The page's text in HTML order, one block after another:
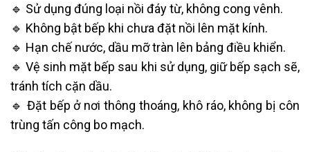
🔹 Sử dụng đúng loại nồi đáy từ, không cong vênh.
🔹 Không bật bếp khi chưa đặt nồi lên mặt kính.
🔹 Hạn chế nước, dầu mỡ tràn lên bảng điều khiển.
🔹 Vệ sinh mặt bếp sau khi sử dụng, giữ bếp sạch sẽ,
tránh tích cặn dầu.
🔹 Đặt bếp ở nơi thông thoáng, khô ráo, không bị côn
trùng tấn công bo mạch.